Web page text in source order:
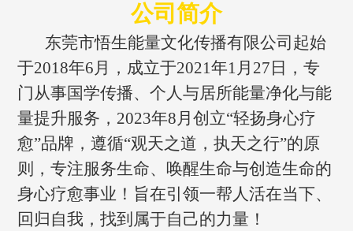
公司简介
东莞市悟生能量文化传播有限公司起始
于2018年6月，成立于2021年1月27日，专
门从事国学传播、个人与居所能量净化与能
量提升服务，2023年8月创立“轻扬身心疗
愈”品牌，遵循“观天之道，执天之行”的原
则，专注服务生命、唤醒生命与创造生命的
身心疗愈事业！旨在引领一帮人活在当下、
回归自我，找到属于自己的力量！